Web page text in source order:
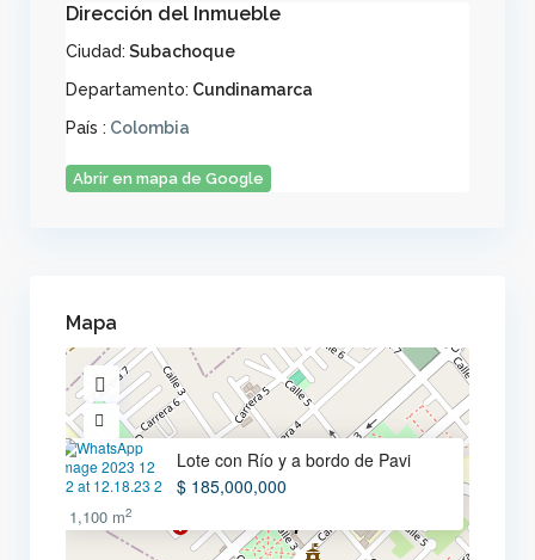
Dirección del Inmueble
Ciudad: Subachoque
Departamento: Cundinamarca
País : Colombia
Abrir en mapa de Google
Mapa
Lote con Río y a bordo de Pavi
$ 185,000,000
1,100 m2